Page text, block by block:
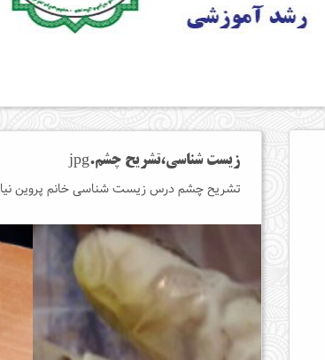
زیست شناسی،تشریح چشم.jpg
تشریح چشم درس زیست شناسی خانم پروین نیا